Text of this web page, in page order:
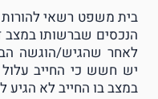
בית משפט רשאי
הנכסים שברשותו במצב
לאחר שהגיש/הוגשה
יש חשש כי החייב
במצב בו החייב לא הגיע